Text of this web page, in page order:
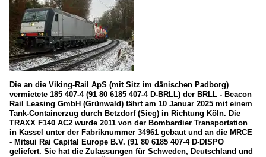
Die an die Viking-Rail ApS (mit Sitz im dänischen Padborg)
vermietete 185 407-4 (91 80 6185 407-4 D-BRLL) der BRLL - Beacon
Rail Leasing GmbH (Grünwald) fährt am 10 Januar 2025 mit einem
Tank-Containerzug durch Betzdorf (Sieg) in Richtung Köln. Die
TRAXX F140 AC2 wurde 2011 von der Bombardier Transportation
in Kassel unter der Fabriknummer 34961 gebaut und an die MRCE
- Mitsui Rai Capital Europe B.V. (91 80 6185 407-4 D-DISPO
geliefert. Sie hat die Zulassungen für Schweden, Deutschland und